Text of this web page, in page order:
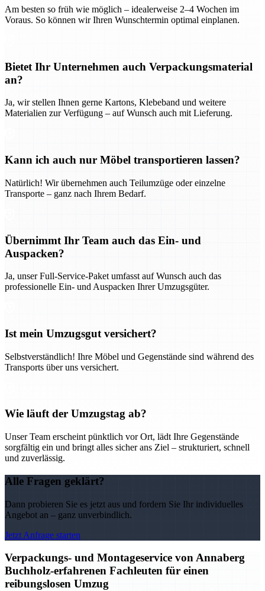
Am besten so früh wie möglich – idealerweise 2–4 Wochen im
Voraus. So können wir Ihren Wunschtermin optimal einplanen.
Bietet Ihr Unternehmen auch Verpackungsmaterial
an?
Ja, wir stellen Ihnen gerne Kartons, Klebeband und weitere
Materialien zur Verfügung – auf Wunsch auch mit Lieferung.
Kann ich auch nur Möbel transportieren lassen?
Natürlich! Wir übernehmen auch Teilumzüge oder einzelne
Transporte – ganz nach Ihrem Bedarf.
Übernimmt Ihr Team auch das Ein- und
Auspacken?
Ja, unser Full-Service-Paket umfasst auf Wunsch auch das
professionelle Ein- und Auspacken Ihrer Umzugsgüter.
Ist mein Umzugsgut versichert?
Selbstverständlich! Ihre Möbel und Gegenstände sind während des
Transports über uns versichert.
Wie läuft der Umzugstag ab?
Unser Team erscheint pünktlich vor Ort, lädt Ihre Gegenstände
sorgfältig ein und bringt alles sicher ans Ziel – strukturiert, schnell
und zuverlässig.
Alle Fragen geklärt?
Dann probieren Sie es jetzt aus und fordern Sie Ihr individuelles
Angebot an – ganz unverbindlich.
Jetzt Anfrage starten
Verpackungs- und Montageservice von Annaberg
Buchholz-erfahrenen Fachleuten für einen
reibungslosen Umzug